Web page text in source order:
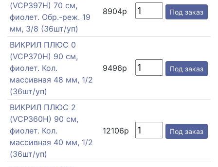
(VCP397H) 70 см,
фиолет. Обр.-реж. 19
мм, 3/8 (36шт/уп)
8904р Под заказ
ВИКРИЛ ПЛЮС 0
(VCP370H) 90 см,
фиолет. Кол.
массивная 48 мм, 1/2
(36шт/уп)
9496р Под заказ
ВИКРИЛ ПЛЮС 2
(VCP360H) 90 см,
фиолет. Кол.
массивная 40 мм, 1/2
(36шт/уп)
12106р Под заказ